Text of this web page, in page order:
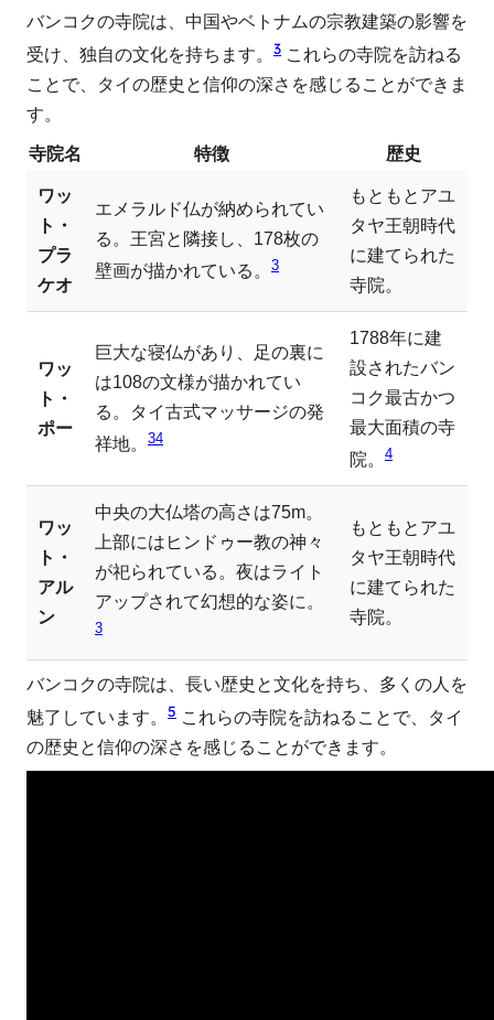
バンコクの寺院は、中国やベトナムの宗教建築の影響を
受け、独自の文化を持ちます。
3 これらの寺院を訪ねる
ことで、タイの歴史と信仰の深さを感じることができま
す。
寺院名 特徴 歴史
ワッ
ト・
プラ
ケオ
エメラルド仏が納められてい
る。王宮と隣接し、178枚の
壁画が描かれている。 3
もともとアユ
タヤ王朝時代
に建てられた
寺院。
ワッ
ト・
ポー
巨大な寝仏があり、足の裏に
は108の文様が描かれてい
る。タイ古式マッサージの発
祥地。 34
1788年に建
設されたバン
コク最古かつ
最大面積の寺
院。 4
ワッ
ト・
アル
ン
中央の大仏塔の高さは75m。
上部にはヒンドゥー教の神々
が祀られている。夜はライト
アップされて幻想的な姿に。
3
もともとアユ
タヤ王朝時代
に建てられた
寺院。
バンコクの寺院は、長い歴史と文化を持ち、多くの人を
魅了しています。
5 これらの寺院を訪ねることで、タイ
の歴史と信仰の深さを感じることができます。